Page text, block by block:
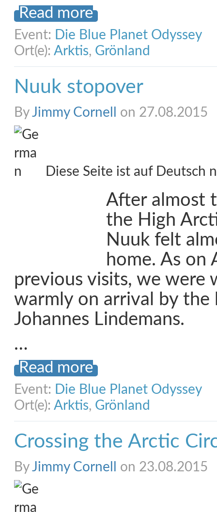
Read more
Event: Die Blue Planet Odyssey
Ort(e): Arktis, Grönland
Nuuk stopover
ByJimmy Cornell on 27.08.2015
Diese Seite ist auf Deutsch
After almost
the High
Nuuk felt
home. As on
previous visits, we were
warmly on arrival by the
Johannes Lindemans.
…
Read more
Event: Die Blue Planet Odyssey
Ort(e): Arktis, Grönland
Crossing the Arctic
ByJimmy Cornell on 23.08.2015